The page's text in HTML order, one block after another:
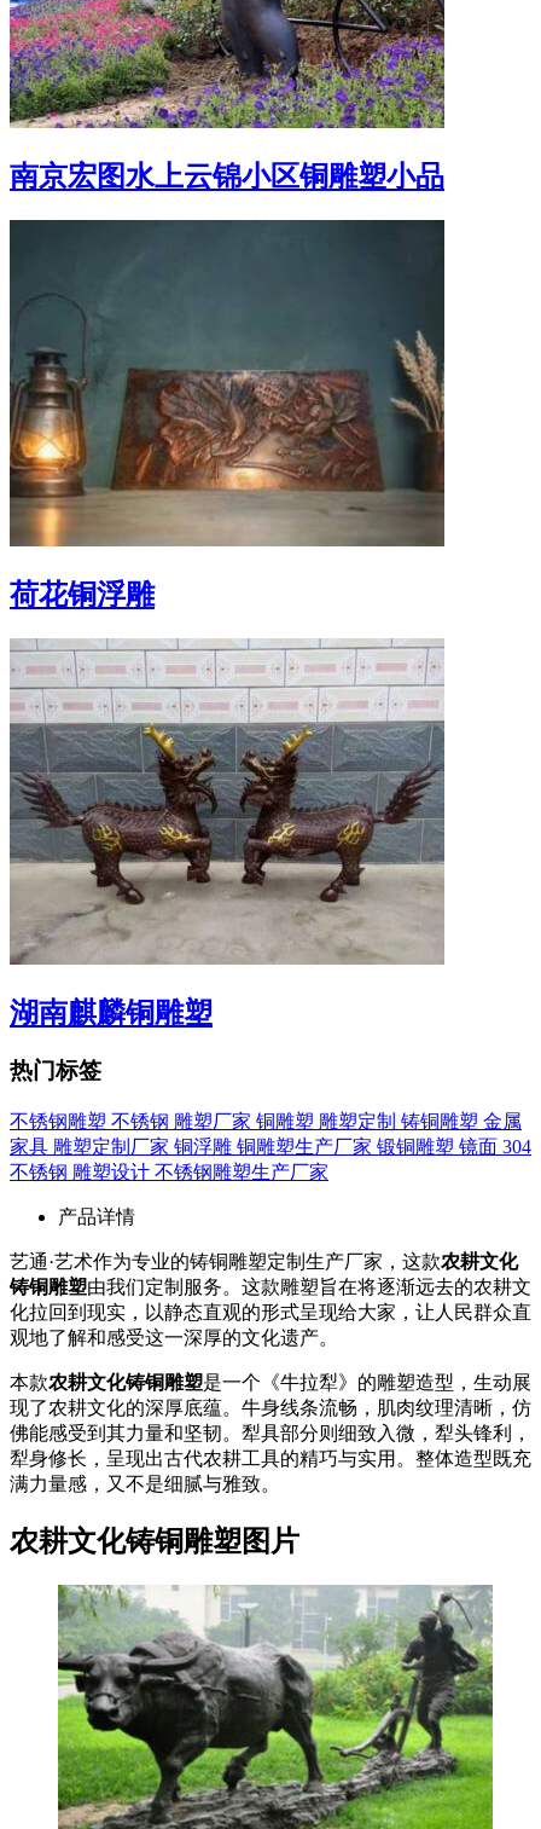
南京宏图水上云锦小区铜雕塑小品
荷花铜浮雕
湖南麒麟铜雕塑
热门标签
不锈钢雕塑 不锈钢 雕塑厂家 铜雕塑 雕塑定制 铸铜雕塑 金属
家具 雕塑定制厂家 铜浮雕 铜雕塑生产厂家 锻铜雕塑 镜面 304
不锈钢 雕塑设计 不锈钢雕塑生产厂家
产品详情
艺通·艺术作为专业的铸铜雕塑定制生产厂家，这款农耕文化
铸铜雕塑由我们定制服务。这款雕塑旨在将逐渐远去的农耕文
化拉回到现实，以静态直观的形式呈现给大家，让人民群众直
观地了解和感受这一深厚的文化遗产。
本款农耕文化铸铜雕塑是一个《牛拉犁》的雕塑造型，生动展
现了农耕文化的深厚底蕴。牛身线条流畅，肌肉纹理清晰，仿
佛能感受到其力量和坚韧。犁具部分则细致入微，犁头锋利，
犁身修长，呈现出古代农耕工具的精巧与实用。整体造型既充
满力量感，又不是细腻与雅致。
农耕文化铸铜雕塑图片